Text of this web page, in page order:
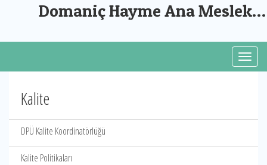
Domaniç Hayme Ana Meslek
Kalite
DPÜ Kalite Koordinatörlüğü
Kalite Politikaları